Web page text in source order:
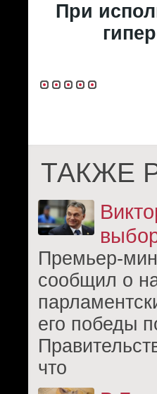
При
ТАКЖЕ
Премьер-
сообщил о
его победы
что